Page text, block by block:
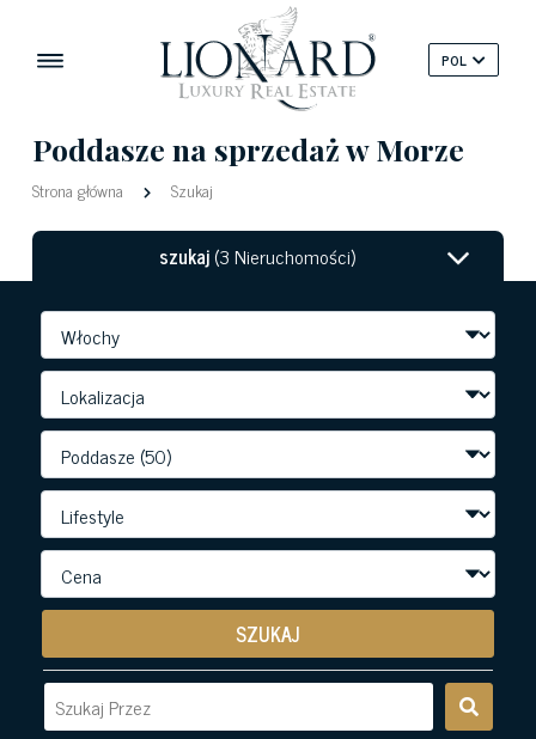
POL
Poddasze na sprzedaż w Morze
Strona główna Szukaj
szukaj(3 Nieruchomości)
SZUKAJ